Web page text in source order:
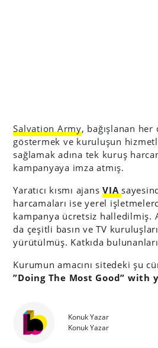
Salvation Army, bağışlanan her
göstermek ve kuruluşun
sağlamak adına tek kuruş
kampanyaya imza atmış.
Yaratıcı kısmı ajansVIA
harcamaları ise yerel
kampanya ücretsiz halledilmiş.
da çeşitli basın ve TV
yürütülmüş. Katkıda
Kurumun amacını sitedeki şu
”Doing The Most Good” with
Konuk Yazar
Konuk Yazar